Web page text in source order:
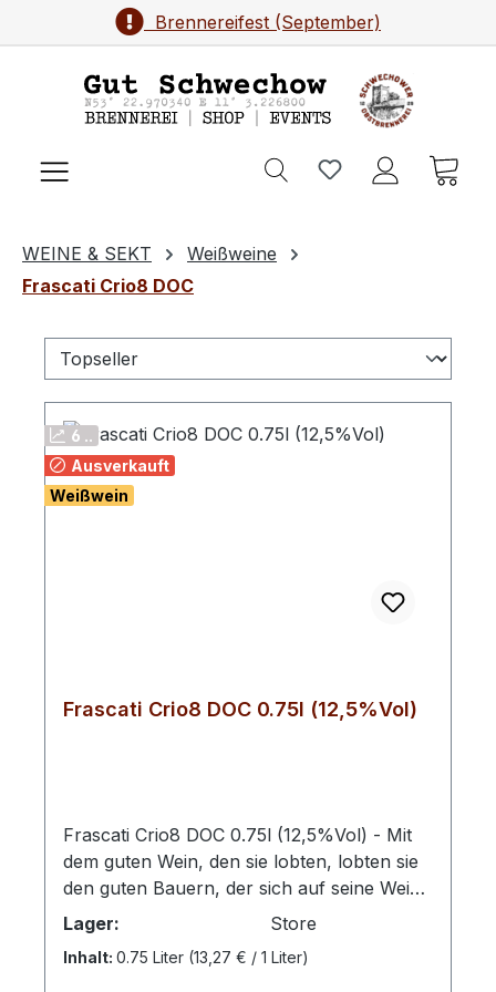
Zum Hauptinhalt springenBrennereifest (September)
WEINE & SEKT
Weißweine
Frascati Crio8 DOC
6 ..
Ausverkauft
Weißwein
Frascati Crio8 DOC 0.75l (12,5%Vol)
Frascati Crio8 DOC 0.75l (12,5%Vol) - Mit
dem guten Wein, den sie lobten, lobten sie
den guten Bauern, der sich auf seine Weise
auf Boden und Reben einließ, um die
besten Eigenschaften aus den Rebstöcken
hervorzubringen.Auch heute noch
Lager: Store
Inhalt: 0.75 Liter (13,27 € / 1 Liter)